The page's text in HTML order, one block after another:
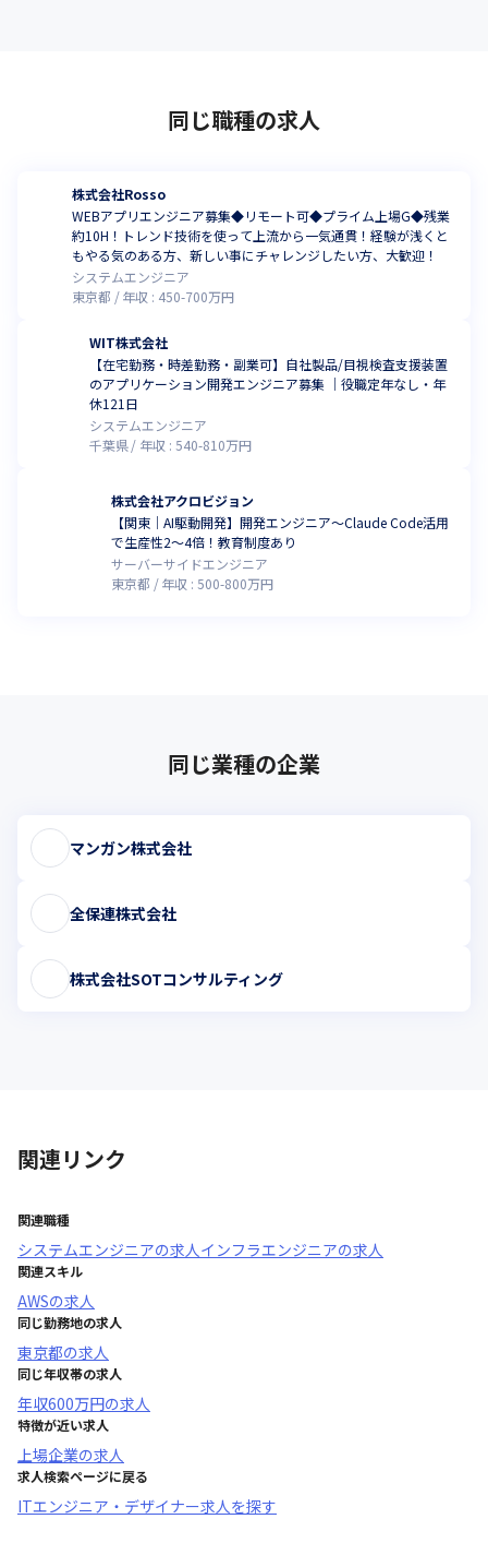
同じ職種の求人
株式会社Rosso
WEBアプリエンジニア募集◆リモート可◆プライム上場G◆残業
約10H！トレンド技術を使って上流から一気通貫！経験が浅くと
もやる気のある方、新しい事にチャレンジしたい方、大歓迎！
システムエンジニア
東京都
年収 : 450-700万円
WIT株式会社
【在宅勤務・時差勤務・副業可】自社製品/目視検査支援装置
のアプリケーション開発エンジニア募集 ｜役職定年なし・年
休121日
システムエンジニア
千葉県
年収 : 540-810万円
株式会社アクロビジョン
【関東｜AI駆動開発】開発エンジニア〜Claude Code活用
で生産性2〜4倍！教育制度あり
サーバーサイドエンジニア
東京都
年収 : 500-800万円
同じ業種の企業
マンガン株式会社
全保連株式会社
株式会社SOTコンサルティング
関連リンク
関連職種
システムエンジニアの求人インフラエンジニアの求人
関連スキル
AWSの求人
同じ勤務地の求人
東京都の求人
同じ年収帯の求人
年収600万円の求人
特徴が近い求人
上場企業の求人
求人検索ページに戻る
ITエンジニア・デザイナー求人を探す